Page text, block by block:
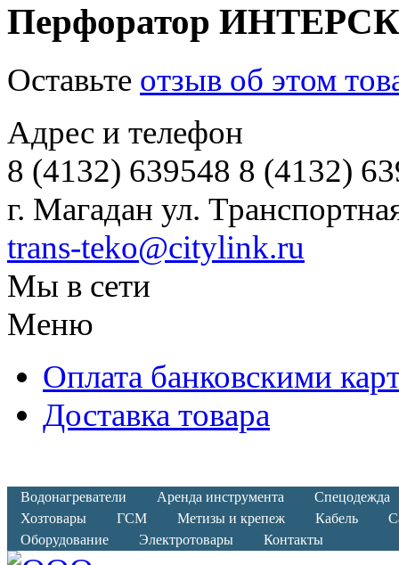
Перфоратор
Оставьте отзыв об этом
Адрес и телефон
8 (4132) 639548 8 (4132)
г. Магадан ул.
trans-teko@citylink.ru
Мы в сети
Меню
Оплата банковскими
Доставка товара
Водонагреватели Аренда инструмента
Спецодежда
Хозтовары
ГСМ Метизы и крепеж Кабель
Оборудование
Электротовары Контакты